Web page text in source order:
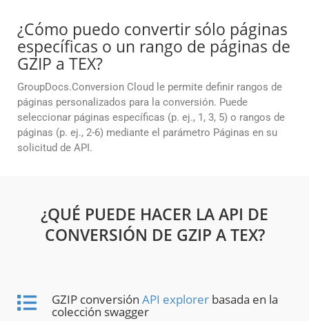
¿Cómo puedo convertir sólo páginas
específicas o un rango de páginas de
GZIP a TEX?
GroupDocs.Conversion Cloud le permite definir rangos de
páginas personalizados para la conversión. Puede
seleccionar páginas específicas (p. ej., 1, 3, 5) o rangos de
páginas (p. ej., 2-6) mediante el parámetro Páginas en su
solicitud de API.
¿QUÉ PUEDE HACER LA API DE
CONVERSIÓN DE GZIP A TEX?
GZIP conversión API explorer basada en la
colección swagger